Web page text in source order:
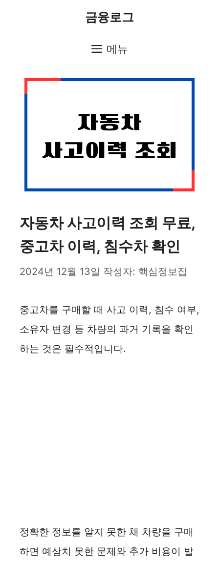
금융로그
메뉴
자동차 사고이력 조회 무료,
중고차 이력, 침수차 확인
2024년 12월 13일 작성자: 핵심정보집
중고차를 구매할 때 사고 이력, 침수 여부,
소유자 변경 등 차량의 과거 기록을 확인
하는 것은 필수적입니다.
정확한 정보를 알지 못한 채 차량을 구매
하면 예상치 못한 문제와 추가 비용이 발